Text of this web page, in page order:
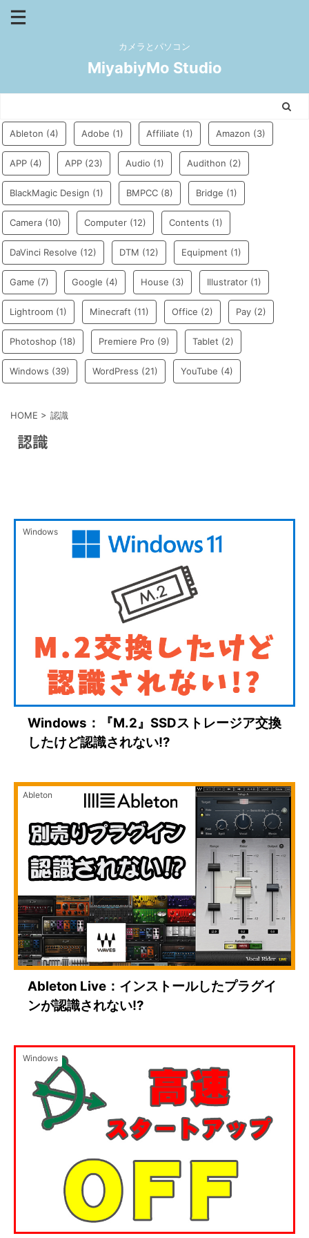
カメラとパソコン
MiyabiyMo Studio
Ableton (4) Adobe (1) Affiliate (1) Amazon (3)
APP (4) APP (23) Audio (1) Audithon (2)
BlackMagic Design (1) BMPCC (8) Bridge (1)
Camera (10) Computer (12) Contents (1)
DaVinci Resolve (12) DTM (12) Equipment (1)
Game (7) Google (4) House (3) Illustrator (1)
Lightroom (1) Minecraft (11) Office (2) Pay (2)
Photoshop (18) Premiere Pro (9) Tablet (2)
Windows (39) WordPress (21) YouTube (4)
HOME > 認識
認識
Windows
Windows：『M.2』SSDストレージア交換
したけど認識されない!?
Ableton
Ableton Live：インストールしたプラグイ
ンが認識されない!?
Windows